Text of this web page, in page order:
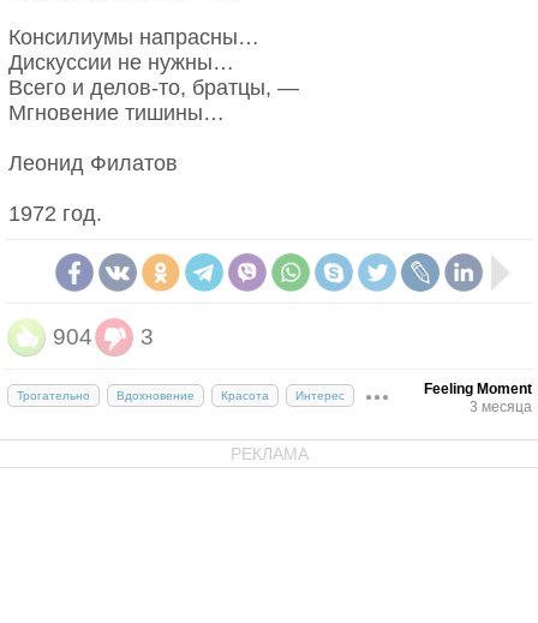
Консилиумы напрасны…
Дискуссии не нужны…
Всего и делов-то, братцы, —
Мгновение тишины…
Леонид Филатов
1972 год.
904 3
Трогательно Вдохновение Красота Интерес
Feeling Moment
3 месяца
РЕКЛАМА